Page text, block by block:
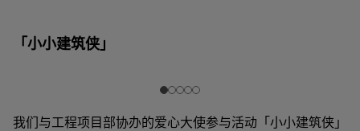
「小小建筑侠」
我们与工程项目部协办的爱心大使参与活动「小小建筑侠」